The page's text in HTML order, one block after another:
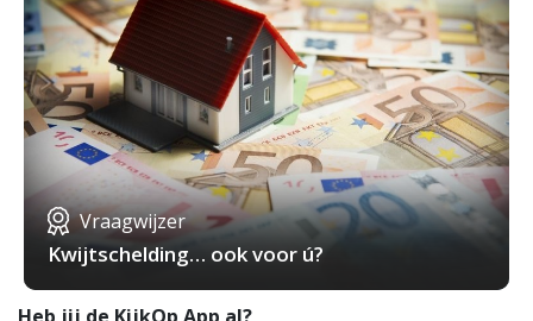
Vraagwijzer
Kwijtschelding… ook voor ú?